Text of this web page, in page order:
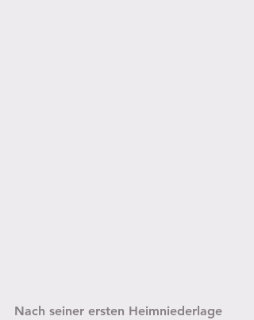
Nach seiner ersten Heimniederlage